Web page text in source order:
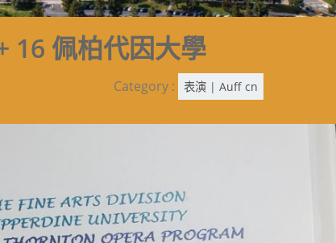
16 佩柏代因大學
Category : 表演 | Auff cn